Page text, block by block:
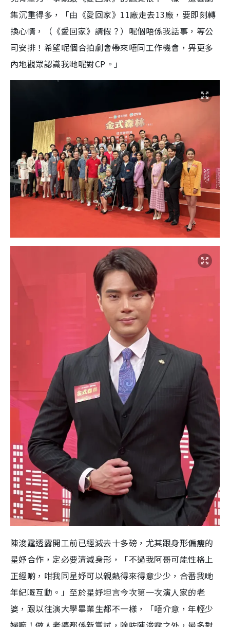
集沉重得多，「由《愛回家》11廠走去13廠，要即刻轉
換心情，（《愛回家》請假？）呢個唔係我話事，等公
司安排！希望呢個合拍劇會帶來唔同工作機會，畀更多
內地觀眾認識我哋呢對CP。」
陳浚霆透露開工前已經減去十多磅，尤其跟身形偏瘦的
星妤合作，定必要清減身形，「不過我阿哥可能性格上
正經啲，咁我同星妤可以親熱得來得意少少，合番我哋
年紀嘅互動。」至於星妤坦言今次第一次演人家的老
婆，跟以往演大學畢業生都不一樣，「唔介意，年輕少